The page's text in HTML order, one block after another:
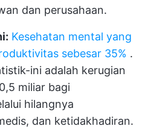
dan perusahaan.
Kesehatan mental yang
sebesar 35% .
ini adalah kerugian
miliar bagi
hilangnya
dan ketidakhadiran.